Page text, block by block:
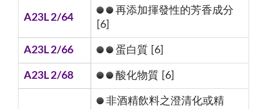
A23L 2/64
再添加揮發性的芳香成分
[6]
A23L 2/66 蛋白質 [6]
A23L 2/68 酸化物質 [6]
非酒精飲料之澄清化或精